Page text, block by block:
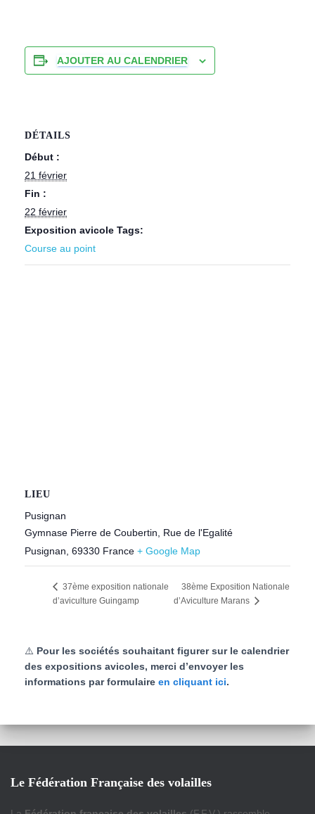
AJOUTER AU CALENDRIER
DÉTAILS
Début :
21 février
Fin :
22 février
Exposition avicole Tags:
Course au point
LIEU
Pusignan
Gymnase Pierre de Coubertin, Rue de l'Egalité
Pusignan 69330 France + Google Map
37ème exposition nationale
d’aviculture Guingamp
38ème Exposition Nationale
d’Aviculture Marans
⚠️ Pour les sociétés souhaitant figurer sur le calendrier
des expositions avicoles, merci d’envoyer les
informations par formulaire en cliquant ici.
Le Fédération Française des volailles